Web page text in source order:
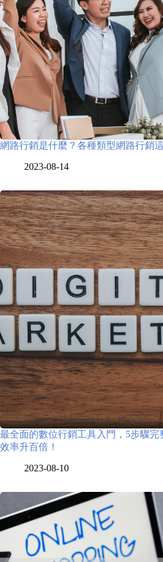
網路行銷是什麼？各種類型網路行銷
2023-08-14
最全面的數位行銷工具入門，5步驟完
效率升百倍！
2023-08-10